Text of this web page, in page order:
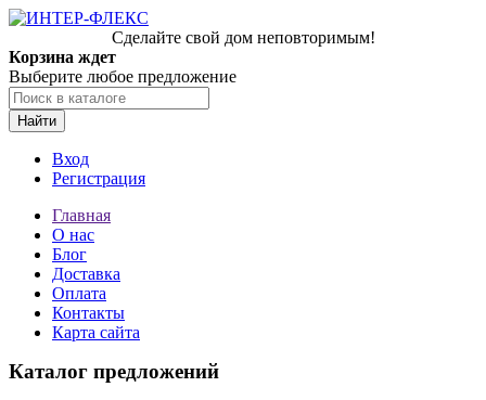
Сделайте свой дом неповторимым!
Корзина ждет
Выберите любое предложение
Найти
Вход
Регистрация
Главная
О нас
Блог
Доставка
Оплата
Контакты
Карта сайта
Каталог предложений